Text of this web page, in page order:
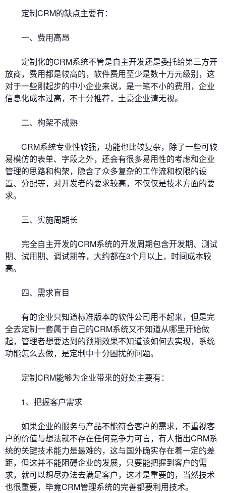
定制CRM的缺点主要有：
一、费用高昂
定制化的CRM系统不管是自主开发还是委托给第三方开
放商，费用都是较高的，软件费用至少是数十万元级别，这
对于一些刚起步的中小企业来说，是一笔不小的费用，企业
信息化成本过高，不十分推荐，土豪企业请无视。
二、构架不成熟
CRM系统专业性较强，功能也比较复杂，除了一些可较
易模仿的表单、字段之外，还会有很多易用性的考虑和企业
管理的思路和构架，隐含了众多复杂的工作流和权限的设
置、分配等，对开发者的要求较高，不仅仅是技术方面的要
求。
三、实施周期长
完全自主开发的CRM系统的开发周期包含开发期、测试
期、试用期、调试期等，大约都在3个月以上，时间成本较
高。
四、需求盲目
有的企业只知道标准版本的软件公司用不起来，但是完
全去定制一套属于自己的CRM系统又不知道从哪里开始做
起，管理者想要达到的预期效果不知道该如何去实现，系统
功能怎么去做，是定制中十分困扰的问题。
定制CRM能够为企业带来的好处主要有：
1、把握客户需求
如果企业的服务与产品不能符合客户的需求，不重视客
户的价值与想法就不存在任何竞争力可言，有人指出CRM系
统的关键技术能力是最难的，这与国外确实存在着一定的差
距，但这并不能阻碍企业的发展，只要能把握到客户的需
求，就可以想尽办法去满足客户，这才是重要的，当然技术
也很重要，毕竟CRM管理系统的完善都要利用技术。